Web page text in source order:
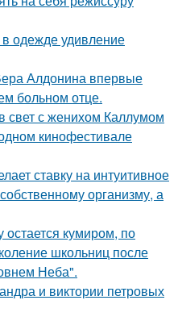
одежде удивление
Алдонина впервые
больном отце.
с женихом Каллумом
кинофестивале
ставку на интуитивное
организму, а
кумиром, по
школьниц после
Неба".
и виктории петровых